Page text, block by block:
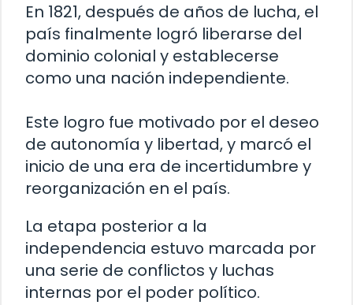
En 1821, después de años de lucha, el
país finalmente logró liberarse del
dominio colonial y establecerse
como una nación independiente.
Este logro fue motivado por el deseo
de autonomía y libertad, y marcó el
inicio de una era de incertidumbre y
reorganización en el país.
La etapa posterior a la
independencia estuvo marcada por
una serie de conflictos y luchas
internas por el poder político.